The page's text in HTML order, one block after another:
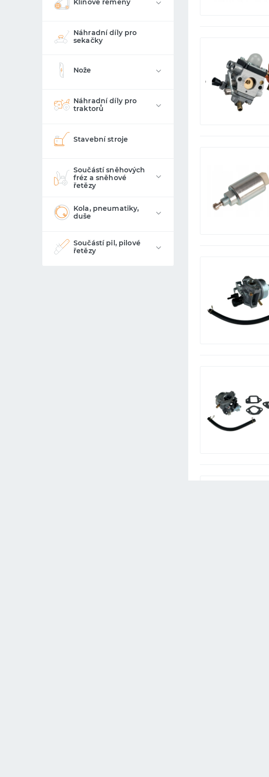
Klínové řemeny
Náhradní díly pro
sekačky
Nože
Náhradní díly pro
traktorů
Stavební stroje
Součástí sněhových
fréz a sněhové
řetězy
Kola, pneumatiky,
duše
Součástí pil, pilové
řetězy